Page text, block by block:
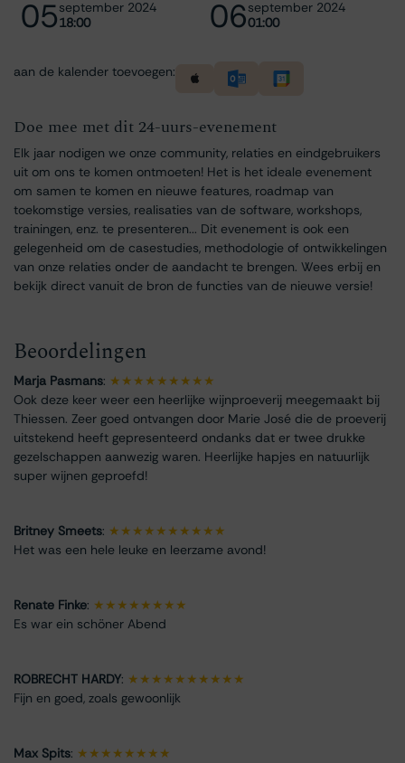
05september 2024
18:00
06september 2024
01:00
aan de kalender toevoegen:
Doe mee met dit 24-uurs-evenement
Elk jaar nodigen we onze community, relaties en eindgebruikers
uit om ons te komen ontmoeten! Het is het ideale evenement
om samen te komen en nieuwe features, roadmap van
toekomstige versies, realisaties van de software, workshops,
trainingen, enz. te presenteren... Dit evenement is ook een
gelegenheid om de casestudies, methodologie of ontwikkelingen
van onze relaties onder de aandacht te brengen. Wees erbij en
bekijk direct vanuit de bron de functies van de nieuwe versie!
Beoordelingen
Marja Pasmans: ★★★★★★★★★
Ook deze keer weer een heerlijke wijnproeverij meegemaakt bij
Thiessen. Zeer goed ontvangen door Marie José die de proeverij
uitstekend heeft gepresenteerd ondanks dat er twee drukke
gezelschappen aanwezig waren. Heerlijke hapjes en natuurlijk
super wijnen geproefd!
Britney Smeets: ★★★★★★★★★★
Het was een hele leuke en leerzame avond!
Renate Finke: ★★★★★★★★
Es war ein schöner Abend
ROBRECHT HARDY: ★★★★★★★★★★
Fijn en goed, zoals gewoonlijk
Max Spits: ★★★★★★★★